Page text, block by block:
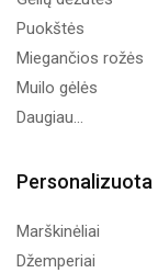
Puokštės
Miegančios rožės
Muilo gėlės
Daugiau...
Personalizuota
Marškinėliai
Džemperiai